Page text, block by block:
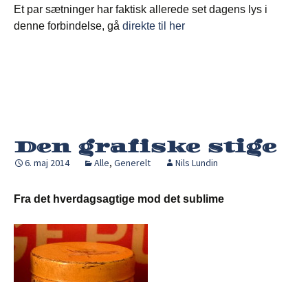
Et par sætninger har faktisk allerede set dagens lys i
denne forbindelse, gå direkte til her
Den grafiske stige
6. maj 2014 Alle, Generelt Nils Lundin
Fra det hverdagsagtige mod det sublime